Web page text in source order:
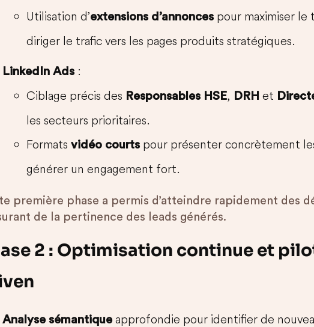
Utilisation d’extensions d’annonces pour maximiser le
diriger le trafic vers les pages produits stratégiques.
LinkedIn Ads :
Ciblage précis des Responsables HSE, DRH et
les secteurs prioritaires.
Formats vidéo courts pour présenter concrètement
générer un engagement fort.
première phase a permis d’atteindre rapidement des
de la pertinence des leads générés.
2 : Optimisation continue et
Analyse sémantique approfondie pour identifier de